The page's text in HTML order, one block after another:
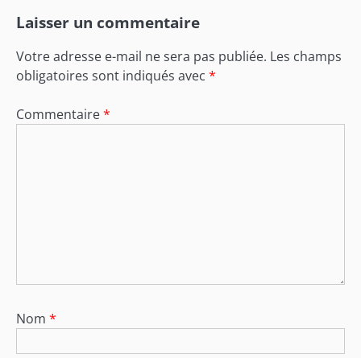
Laisser un commentaire
Votre adresse e-mail ne sera pas publiée. Les champs
obligatoires sont indiqués avec *
Commentaire*
Nom *